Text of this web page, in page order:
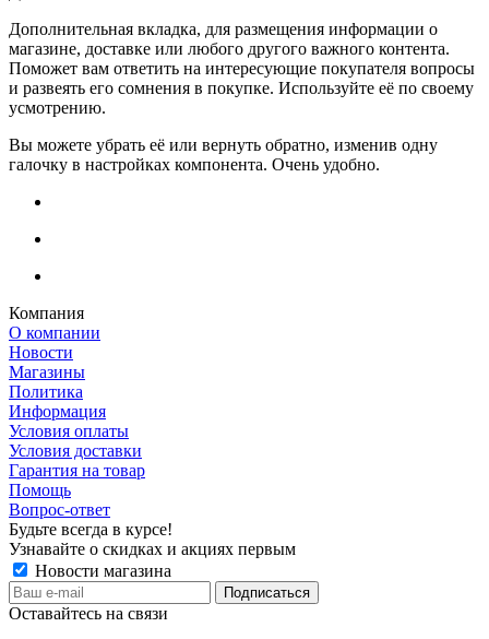
Дополнительная вкладка, для размещения информации о
магазине, доставке или любого другого важного контента.
Поможет вам ответить на интересующие покупателя вопросы
и развеять его сомнения в покупке. Используйте её по своему
усмотрению.
Вы можете убрать её или вернуть обратно, изменив одну
галочку в настройках компонента. Очень удобно.
Компания
О компании
Новости
Магазины
Политика
Информация
Условия оплаты
Условия доставки
Гарантия на товар
Помощь
Вопрос-ответ
Будьте всегда в курсе!
Узнавайте о скидках и акциях первым
Новости магазина
Оставайтесь на связи